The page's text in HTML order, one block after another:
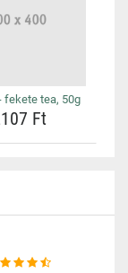
fekete tea, 50g
Ft